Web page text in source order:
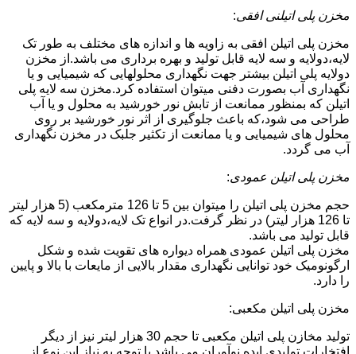
مخزن پلی اتیلنی افقی:
مخزن پلی اتیلن افقی به زاویه ها و اندازه های مختلف به طور تک
لایه،دولایه و سه لایه قابل تولید و بهره برداری می باشد.از مخزن
دولایه پلی اتیلن بیشتر جهت نگهداری محلولهایی که شیمیایی و یا
نگهداری آب بصورت دفنی میتوان استفاده کرد.مخزن سه لایه پلی
اتیلن که بمنظور ممانعت از تابش نور خورشید به محلول و یا آب
طراحی می شود،که باعث جلوگیری از اثر نور خورشید بر روی
محلول های شیمیایی و یا ممانعت از تکثیر جلبک در مخزن نگهداری
آب می گردد.
مخزن پلی اتیلن عمودی:
حجم مخزن پلی اتیلن را میتوان بین 5 تا 126 مترمکعب (5 هزار لیتر
تا 126 هزار لیتر) در نظر گرفت.در انواع تک لایه،دولایه و سه لایه که
قابل تولید می باشد.
مخزن پلی اتیلن عمودی همراه دیواره های تقویت شده و شکل
ارگونومیک خود توانایی نگهداری مقدار بالایی از مایعات با بالا و پایین
را دارد.
مخزن پلی اتیلن مکعبی:
تولید مخازن پلی اتیلن مکعبی تا حجم 30 هزار لیتر نیز از دیگر
افتخارات تولیدی ایده نوآوران می باشد.با توجه به نیاز این نوع از